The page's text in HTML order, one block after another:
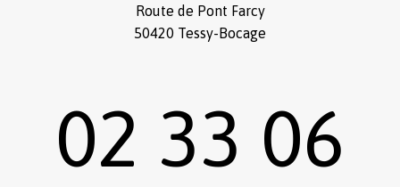
Route de Pont Farcy
50420 Tessy-Bocage
02 33 06